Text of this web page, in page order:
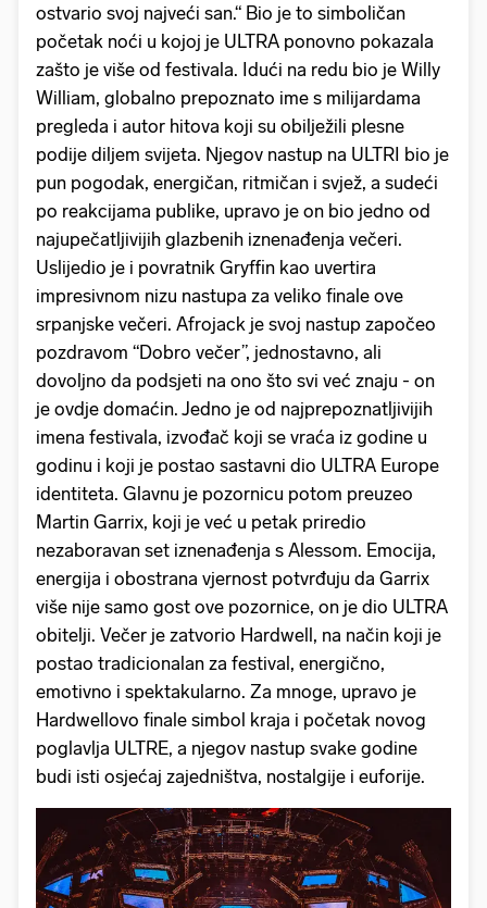
ostvario svoj najveći san.“ Bio je to simboličan
početak noći u kojoj je ULTRA ponovno pokazala
zašto je više od festivala. Idući na redu bio je Willy
William, globalno prepoznato ime s milijardama
pregleda i autor hitova koji su obilježili plesne
podije diljem svijeta. Njegov nastup na ULTRI bio je
pun pogodak, energičan, ritmičan i svjež, a sudeći
po reakcijama publike, upravo je on bio jedno od
najupečatljivijih glazbenih iznenađenja večeri.
Uslijedio je i povratnik Gryffin kao uvertira
impresivnom nizu nastupa za veliko finale ove
srpanjske večeri. Afrojack je svoj nastup započeo
pozdravom “Dobro večer”, jednostavno, ali
dovoljno da podsjeti na ono što svi već znaju - on
je ovdje domaćin. Jedno je od najprepoznatljivijih
imena festivala, izvođač koji se vraća iz godine u
godinu i koji je postao sastavni dio ULTRA Europe
identiteta. Glavnu je pozornicu potom preuzeo
Martin Garrix, koji je već u petak priredio
nezaboravan set iznenađenja s Alessom. Emocija,
energija i obostrana vjernost potvrđuju da Garrix
više nije samo gost ove pozornice, on je dio ULTRA
obitelji. Večer je zatvorio Hardwell, na način koji je
postao tradicionalan za festival, energično,
emotivno i spektakularno. Za mnoge, upravo je
Hardwellovo finale simbol kraja i početak novog
poglavlja ULTRE, a njegov nastup svake godine
budi isti osjećaj zajedništva, nostalgije i euforije.